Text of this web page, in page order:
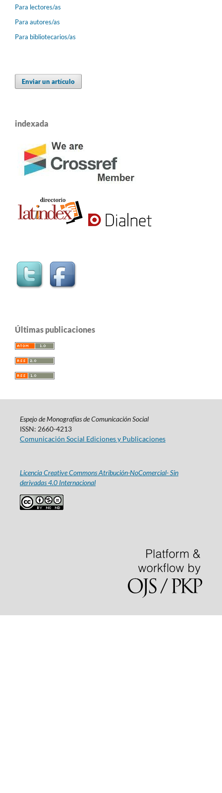
Para lectores/as
Para autores/as
Para bibliotecarios/as
Enviar un artículo
indexada
Últimas publicaciones
Espejo de Monografías de Comunicación Social
ISSN: 2660-4213
Comunicación Social Ediciones y Publicaciones
Licencia Creative Commons Atribución-NoComercial- Sin
derivadas 4.0 Internacional